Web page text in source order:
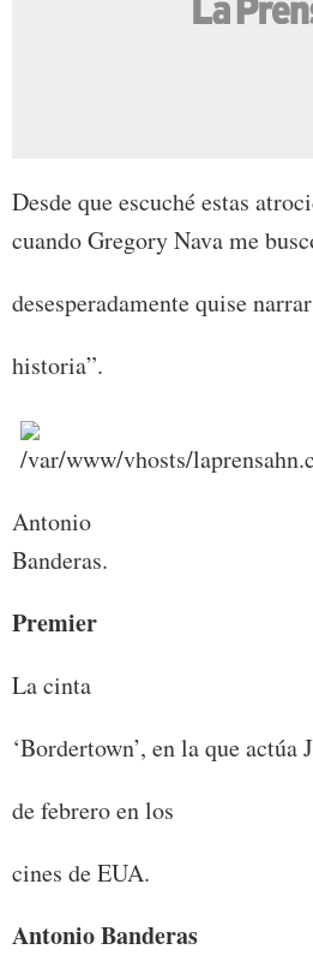
Desde que escuché estas
cuando Gregory Nava me
desesperadamente quise
historia”.
Antonio
Banderas.
Premier
La cinta
‘Bordertown’, en la que actúa
de febrero en los
cines de EUA.
Antonio Banderas